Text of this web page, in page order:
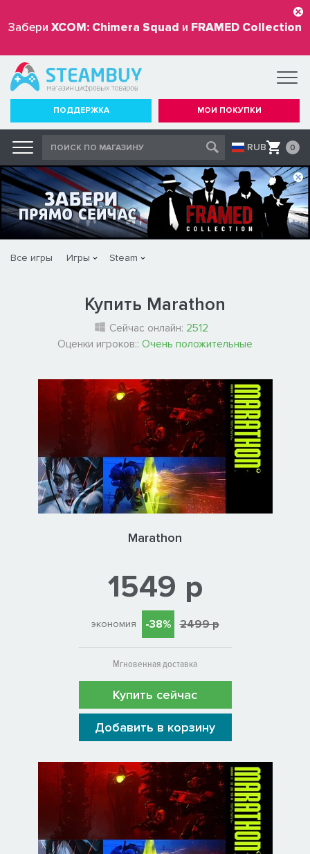
Забери XCOM: Chimera Squad и FRAMED Collection
бесплатно
ПОДДЕРЖКА МОИ ПОКУПКИ
RUB 0
Все игры Игры Steam
Купить Marathon
Сейчас онлайн: 2512
Оценки игроков:: Очень положительные
Marathon
1549 р
экономия -38% 2499 р
Мгновенная доставка
Купить сейчас
Добавить в корзину